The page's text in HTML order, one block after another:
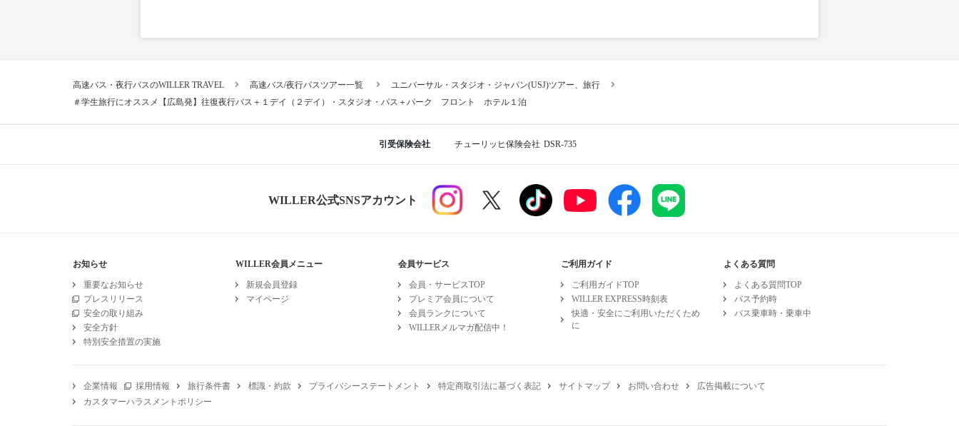
高速バス・夜行バスのWILLER TRAVEL 高速バス/夜行バスツアー一覧
ユニバーサル・スタジオ・ジャパン(USJ)ツアー、旅行
＃学生旅行にオススメ【広島発】往復夜行バス＋１デイ（２デイ）・スタジオ・パス＋パーク フロント ホテル１泊
引受保険会社 チューリッヒ保険会社 DSR-735
WILLER公式SNSアカウント
お知らせ
重要なお知らせ
プレスリリース
安全の取り組み
安全方針
特別安全措置の実施
WILLER会員メニュー
新規会員登録
マイページ
会員サービス
会員・サービスTOP
プレミア会員について
会員ランクについて
WILLERメルマガ配信中！
ご利用ガイド
ご利用ガイドTOP
WILLER EXPRESS時刻表
快適・安全にご利用いただくため
に
よくある質問
よくある質問TOP
バス予約時
バス乗車時・乗車中
企業情報 採用情報 旅行条件書 標識・約款 プライバシーステートメント 特定商取引法に基づく表記 サイトマップ お問い合わせ
広告掲載について
カスタマーハラスメントポリシー